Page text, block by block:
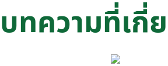
บทความที่เกี่